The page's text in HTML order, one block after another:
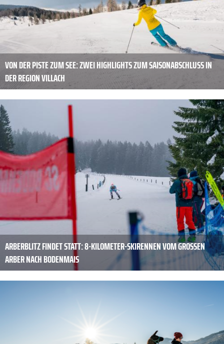
VON DER PISTE ZUM SEE: ZWEI HIGHLIGHTS ZUM SAISONABSCHLUSS IN
DER REGION VILLACH
ARBERBLITZ FINDET STATT: 8-KILOMETER-SKIRENNEN VOM GROSSEN A
RBER NACH BODENMAIS